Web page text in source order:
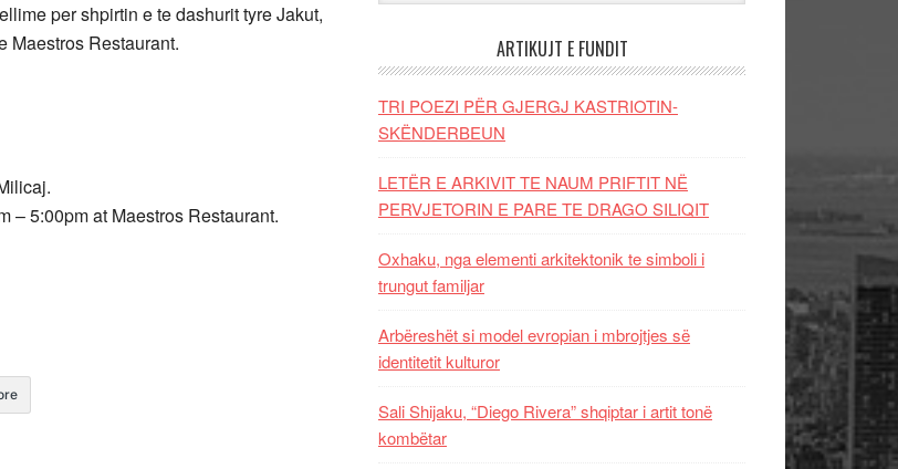
per shpirtin e te dashurit tyre Jakut,
Maestros Restaurant.
– 5:00pm at Maestros Restaurant.
ARTIKUJT E FUNDIT
TRI POEZI PËR GJERGJ KASTRIOTIN-
SKËNDERBEUN
LETËR E ARKIVIT TE NAUM PRIFTIT NË
PERVJETORIN E PARE TE DRAGO SILIQIT
Oxhaku, nga elementi arkitektonik te simboli i
trungut familjar
Arbëreshët si model evropian i mbrojtjes së
identitetit kulturor
Sali Shijaku, “Diego Rivera” shqiptar i artit tonë
kombëtar